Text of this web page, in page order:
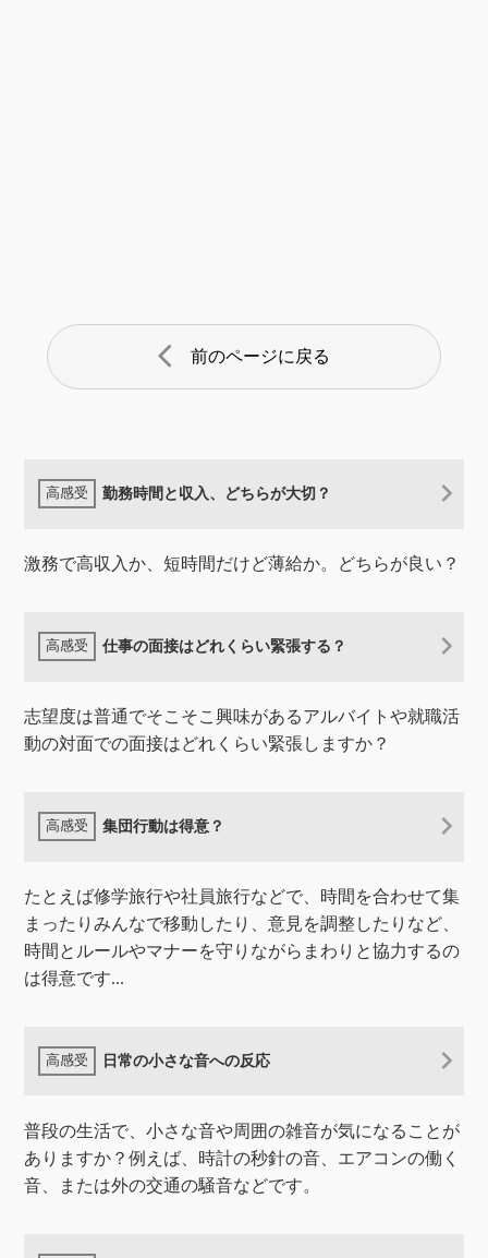
arrow_back_ios 前のページに戻る
勤務時間と収入、どちらが大切？
激務で高収入か、短時間だけど薄給か。どちらが良い？
仕事の面接はどれくらい緊張する？
志望度は普通でそこそこ興味があるアルバイトや就職活
動の対面での面接はどれくらい緊張しますか？
集団行動は得意？
たとえば修学旅行や社員旅行などで、時間を合わせて集
まったりみんなで移動したり、意見を調整したりなど、
時間とルールやマナーを守りながらまわりと協力するの
は得意です...
日常の小さな音への反応
普段の生活で、小さな音や周囲の雑音が気になることが
ありますか？例えば、時計の秒針の音、エアコンの働く
音、または外の交通の騒音などです。